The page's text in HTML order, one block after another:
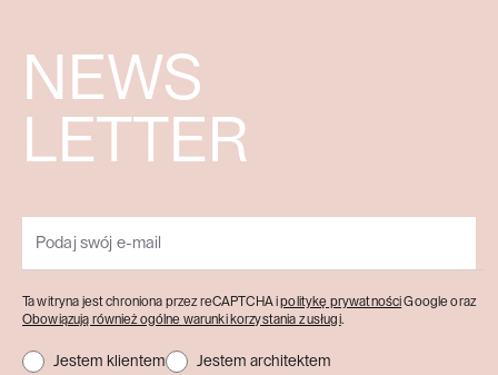
Ta witryna jest chroniona przez reCAPTCHA ipolitykę prywatnościGoogle oraz
Obowiązują również ogólne warunki korzystania z usługi.
Jestem klientem
Jestem architektem
NEWS
LETTER